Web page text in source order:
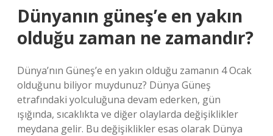
Dünyanın güneş’e en yakın
olduğu zaman ne zamandır?
Dünya’nın Güneş’e en yakın olduğu zamanın 4 Ocak
olduğunu biliyor muydunuz? Dünya Güneş
etrafındaki yolculuğuna devam ederken, gün
ışığında, sıcaklıkta ve diğer olaylarda değişiklikler
meydana gelir. Bu değişiklikler esas olarak Dünya